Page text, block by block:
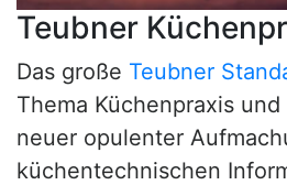
Teubner
Das große Teubner
Thema Küchenpraxis
neuer opulenter
küchentechnischen